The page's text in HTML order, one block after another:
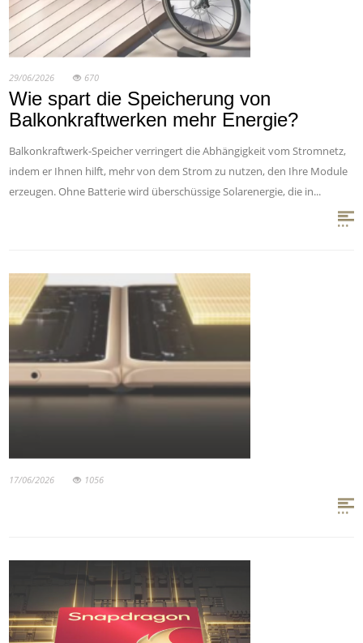
29/06/2026 670
Wie spart die Speicherung von
Balkonkraftwerken mehr Energie?
Balkonkraftwerk-Speicher verringert die Abhängigkeit vom Stromnetz,
indem er Ihnen hilft, mehr von dem Strom zu nutzen, den Ihre Module
erzeugen. Ohne Batterie wird überschüssige Solarenergie, die in...
17/06/2026 1056